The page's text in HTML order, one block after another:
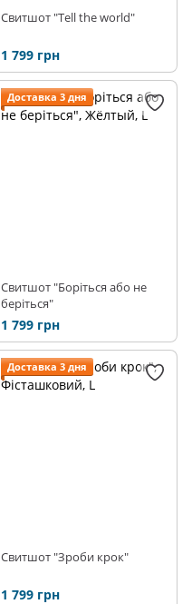
Свитшот "Tell the world"
1 799 грн
Доставка 3 дня
Свитшот "Боріться або не
беріться"
1 799 грн
Доставка 3 дня
Свитшот "Зроби крок"
1 799 грн